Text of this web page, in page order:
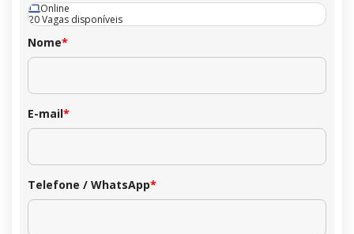
Online
20 Vagas disponíveis
Nome*
E-mail*
Telefone / WhatsApp*